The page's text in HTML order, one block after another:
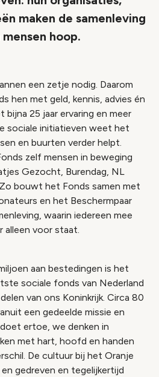
maken de samenleving
hoop.
een zetje nodig. Daarom
hen met geld, kennis, advies én
25 jaar ervaring en meer
sociale initiatieven weet het
en buurten verder helpt.
zelf mensen in beweging
Gezocht, Burendag, NL
bouwt het Fonds samen met
en het Beschermpaar
waarin iedereen mee
alleen voor staat.
aan bestedingen is het
sociale fonds van Nederland
van ons Koninkrijk. Circa 80
een gedeelde missie en
ertoe, we denken in
met hart, hoofd en handen
De cultuur bij het Oranje
gedreven en tegelijkertijd